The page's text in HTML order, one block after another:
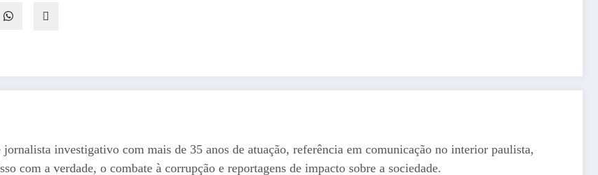
investigativo com mais de 35 anos de atuação, referência em comunicação no interior paulista,
com a verdade, o combate à corrupção e reportagens de impacto sobre a sociedade.